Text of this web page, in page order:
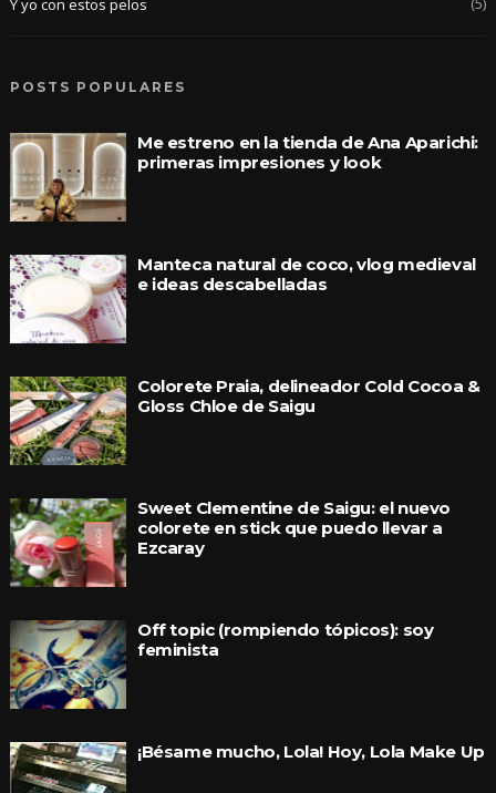
Y yo con estos pelos
POSTS POPULARES
Me estreno en la tienda de Ana Aparichi:
primeras impresiones y look
Manteca natural de coco, vlog medieval
e ideas descabelladas
Colorete Praia, delineador Cold Cocoa &
Gloss Chloe de Saigu
Sweet Clementine de Saigu: el nuevo
colorete en stick que puedo llevar a
Ezcaray
Off topic (rompiendo tópicos): soy
feminista
¡Bésame mucho, Lola! Hoy, Lola Make Up